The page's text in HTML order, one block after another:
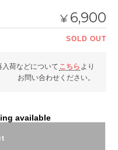
¥ 6,900
SOLD OUT
入荷などについて こちら より
お問い合わせください。
available